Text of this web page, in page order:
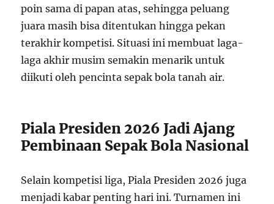
poin sama di papan atas, sehingga peluang
juara masih bisa ditentukan hingga pekan
terakhir kompetisi. Situasi ini membuat laga-
laga akhir musim semakin menarik untuk
diikuti oleh pencinta sepak bola tanah air.
Piala Presiden 2026 Jadi Ajang
Pembinaan Sepak Bola Nasional
Selain kompetisi liga, Piala Presiden 2026 juga
menjadi kabar penting hari ini. Turnamen ini